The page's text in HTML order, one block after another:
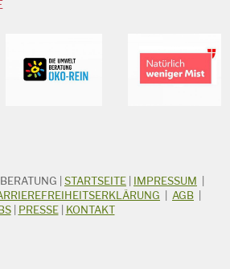
STARTSEITE IMPRESSUM
AGB
| PRESSE| KONTAKT